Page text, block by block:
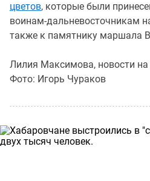
цветов, которые были
воинам-дальневосточникам
также к памятнику маршала
Лилия Максимова, новости на
Фото: Игорь Чураков